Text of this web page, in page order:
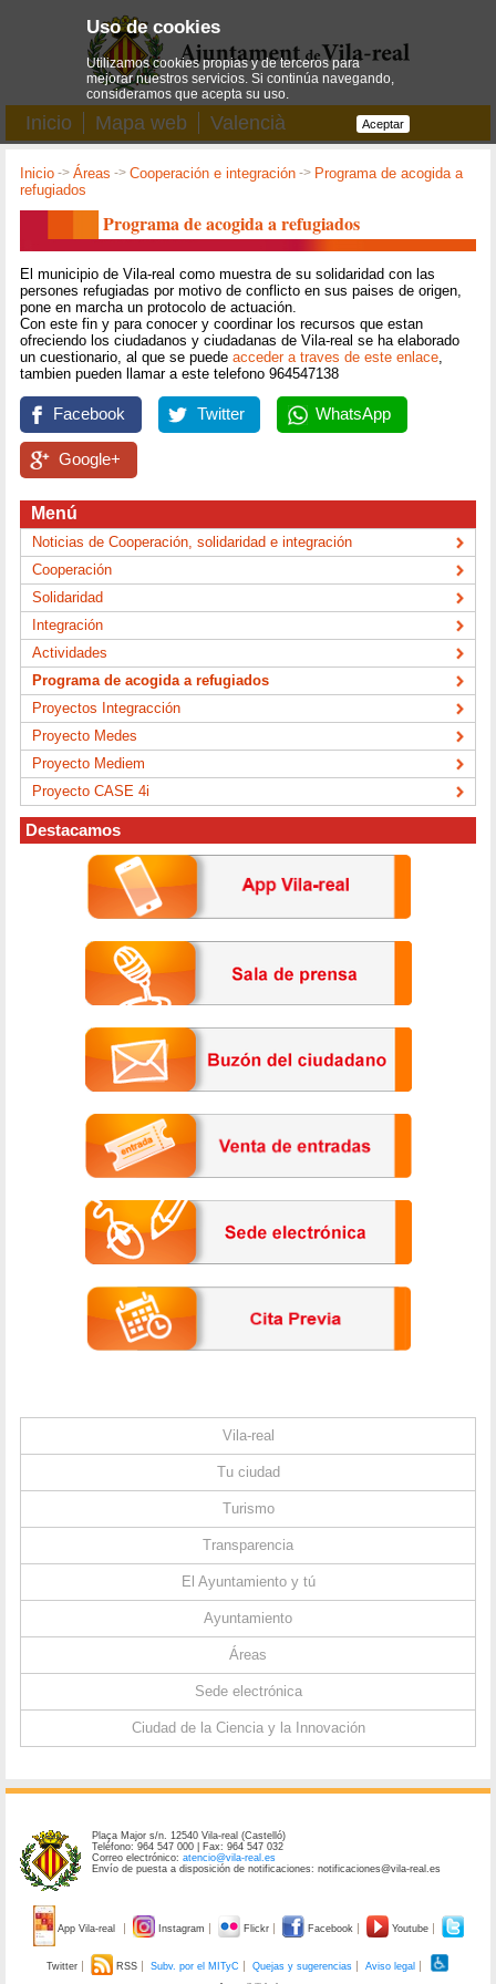
Inicio Mapa web Valencià
Inicio ->Áreas ->Cooperación e integración -> Programa de acogida a
refugiados
Programa de acogida a refugiados
El municipio de Vila-real como muestra de su solidaridad con las
persones refugiadas por motivo de conflicto en sus paises de origen,
pone en marcha un protocolo de actuación.
Con este fin y para conocer y coordinar los recursos que estan
ofreciendo los ciudadanos y ciudadanas de Vila-real se ha elaborado
un cuestionario, al que se puedeacceder a traves de este enlace
tambien pueden llamar a este telefono 964547138
Facebook Twitter WhatsApp
Google+
Menú
Noticias de Cooperación, solidaridad e integración
Cooperación
Solidaridad
Integración
Actividades
Programa de acogida a refugiados
Proyectos Integracción
Proyecto Medes
Proyecto Mediem
Proyecto CASE 4i
Destacamos
Vila-real
Tu ciudad
Turismo
Transparencia
El Ayuntamiento y tú
Ayuntamiento
Áreas
Sede electrónica
Ciudad de la Ciencia y la Innovación
Plaça Major s/n. 12540 Vila-real (Castelló)
Teléfono: 964 547 000 | Fax: 964 547 032
Correo electrónico:atencio@vila-real.es
Envío de puesta a disposición de notificaciones: notificaciones@vila-real.es
App Vila-real Instagram Flickr Facebook Youtube
Twitter RSS Subv. por el MITyC Quejas y sugerencias
Aviso legal
Uso de cookies
Utilizamos cookies propias y de terceros para
mejorar nuestros servicios. Si continúa navegando,
consideramos que acepta su uso.
Aceptar